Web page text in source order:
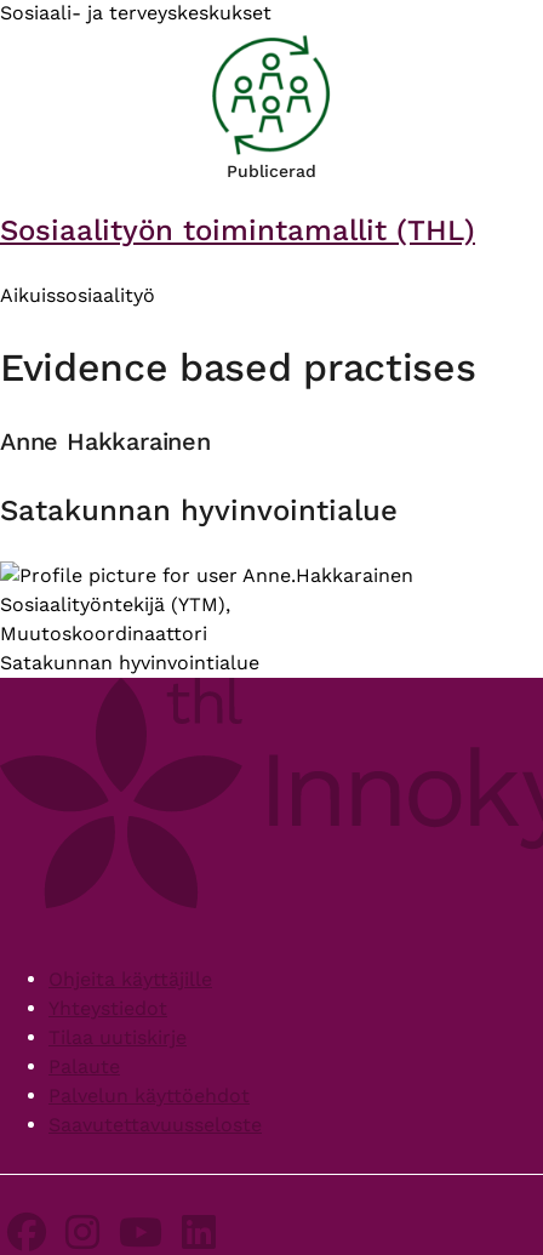
Sosiaali- ja terveyskeskukset
Publicerad
Sosiaalityön toimintamallit (THL)
Aikuissosiaalityö
Evidence based practises
Anne Hakkarainen
Organisation
Satakunnan hyvinvointialue
Introduction
Sosiaalityöntekijä (YTM),
Muutoskoordinaattori
Satakunnan hyvinvointialue
FooterOhjeita käyttäjille
Yhteystiedot
Tilaa uutiskirje
Palaute
Palvelun käyttöehdot
Saavutettavuusseloste